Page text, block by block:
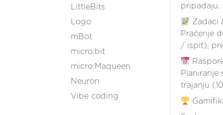
LittleBits
Logo
mBot
micro:bit
micro:Maqueen
Neuron
Vibe coding
pripadaju.
Zadaci
Praćenje
/ ispit),
Planiranje
trajanju